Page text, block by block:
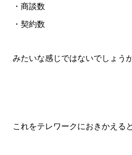
・商談数
・契約数
みたいな感じではないでしょうか
これをテレワークにおきかえると